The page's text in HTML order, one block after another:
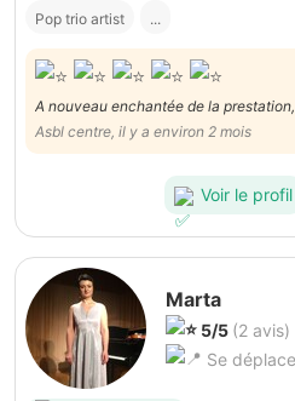
Pop trio artist ...
A nouveau enchantée de la
Asbl centre, il y a environ 2 mois
Voir le profil
Marta
5/5 (2 avis)
Se